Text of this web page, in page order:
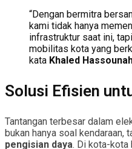
“Dengan bermitra
kami tidak hanya
infrastruktur saat ini,
mobilitas kota yang
kata Khaled
Solusi Efisien
Tantangan terbesar dalam
bukan hanya soal kendaraan,
pengisian daya. Di kota-kota